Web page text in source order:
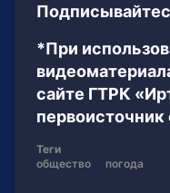
*При
сайте ГТРК
первоисточник
Теги
общество
погода